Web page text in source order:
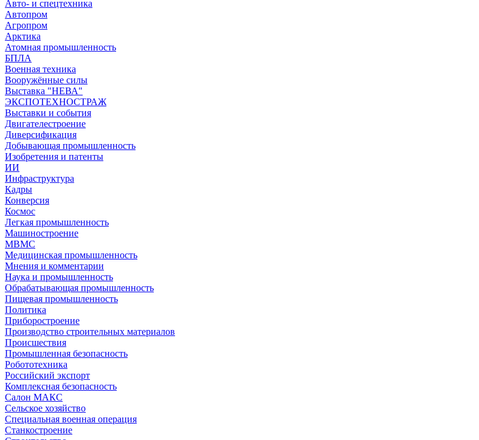
Авто- и спецтехника
Автопром
Агропром
Арктика
Атомная промышленность
БПЛА
Военная техника
Вооружённые силы
Выставка "НЕВА"
ЭКСПОТЕХНОСТРАЖ
Выставки и события
Двигателестроение
Диверсификация
Добывающая промышленность
Изобретения и патенты
ИИ
Инфраструктура
Кадры
Конверсия
Космос
Легкая промышленность
Машиностроение
МВМС
Медицинская промышленность
Мнения и комментарии
Наука и промышленность
Обрабатывающая промышленность
Пищевая промышленность
Политика
Приборостроение
Производство строительных материалов
Происшествия
Промышленная безопасность
Робототехника
Российский экспорт
Комплексная безопасность
Салон МАКС
Сельское хозяйство
Специальная военная операция
Станкостроение